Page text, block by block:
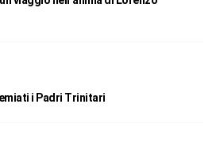
i Padri Trinitari